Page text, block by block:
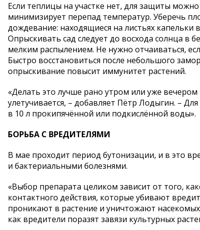
Если теплицы на участке нет, для защиты
минимизирует перепад температур. Уберечь
дождевание: находящиеся на листьях
Опрыскивать сад следует до восхода солнца в
мелким распылением. Не нужно отчаиваться,
Быстро восстановиться после небольшого
опрыскивание повысит иммунитет растений.
«Делать это лучше рано утром или уже
улетучивается, – добавляет Пётр Лодыгин. –
в 10 л прокипячённой или подкислённой воды».
БОРЬБА С ВРЕДИТЕЛЯМИ
В мае проходит период бутонизации, и в это
и бактериальными болезнями.
«Выбор препарата целиком зависит от того,
контактного действия, которые убивают
проникают в растение и уничтожают
как вредители поразят завязи культурных